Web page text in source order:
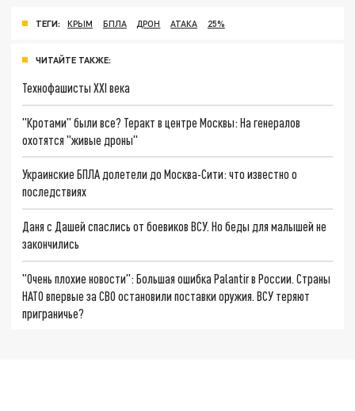
ТЕГИ: КРЫМ БПЛА ДРОН АТАКА 25%
ЧИТАЙТЕ ТАКЖЕ:
Технофашисты XXI века
"Кротами" были все? Теракт в центре Москвы: На генералов
охотятся "живые дроны"
Украинские БПЛА долетели до Москва-Сити: что известно о
последствиях
Даня с Дашей спаслись от боевиков ВСУ. Но беды для малышей не
закончились
"Очень плохие новости": Большая ошибка Palantir в России. Страны
НАТО впервые за СВО остановили поставки оружия. ВСУ теряют
приграничье?